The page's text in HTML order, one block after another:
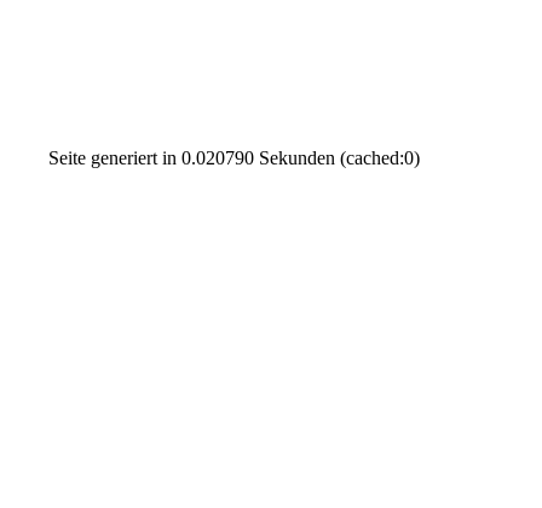
Seite generiert in 0.020790 Sekunden (cached:0)